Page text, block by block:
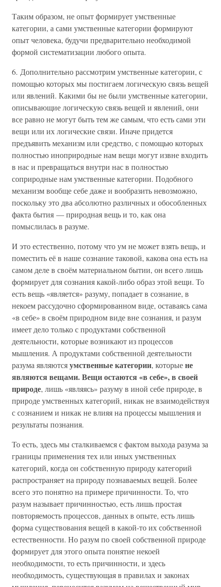
Таким образом, не опыт формирует умственные
категории, а сами умственные категории формируют
опыт человека, будучи предварительно необходимой
формой систематизации любого опыта.
6. Дополнительно рассмотрим умственные категории, с
помощью которых мы постигаем логическую связь вещей
или явлений. Какими бы не были умственные категории,
описывающие логическую связь вещей и явлений, они
все равно не могут быть тем же самым, что есть сами эти
вещи или их логические связи. Иначе придется
предъявить механизм или средство, с помощью которых
полностью иноприродные нам вещи могут извне входить
в нас и превращаться внутри нас в полностью
соприродные нам умственные категории. Подобного
механизм вообще себе даже и вообразить невозможно,
поскольку это два абсолютно различных и обособленных
факта бытия — природная вещь и то, как она
помыслилась в разуме.
И это естественно, потому что ум не может взять вещь, и
поместить её в наше сознание таковой, какова она есть на
самом деле в своём материальном бытии, он всего лишь
формирует для сознания какой-либо образ этой вещи. То
есть вещь «является» разуму, попадает в сознание, в
некоем рассудочно сформированном виде, оставаясь сама
«в себе» в своём природном виде вне сознания, и разум
имеет дело только с продуктами собственной
деятельности, которые возникают из процессов
мышления. А продуктами собственной деятельности
разума являютсяумственные категории, которыене
являются вещами. Вещи остаются «в себе», в своей
природе, лишь «являясь» разуму в иной себе природе, в
природе умственных категорий, никак не взаимодействуя
с сознанием и никак не влияя на процессы мышления и
результаты познания.
То есть, здесь мы сталкиваемся с фактом выхода разума за
границы применения тех или иных умственных
категорий, когда он собственную природу категорий
распространяет на природу познаваемых вещей. Более
всего это понятно на примере причинности. То, что
разум называет причинностью, есть лишь простая
повторяемость процессов, данных в опыте, есть лишь
форма существования вещей в какой-то их собственной
естественности. Но разум по своей собственной природе
формирует для этого опыта понятие некоей
необходимости, то есть причинности, и здесь
необходимость, существующая в правилах и законах